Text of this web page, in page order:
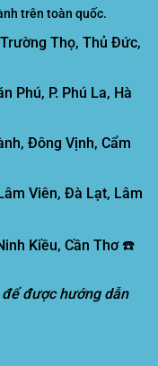
trên toàn quốc.
Thọ, Thủ Đức,
Phú, P. Phú La, Hà
Đông Vịnh, Cẩm
Viên, Đà Lạt, Lâm
Kiều, Cần Thơ ☎️
được hướng dẫn